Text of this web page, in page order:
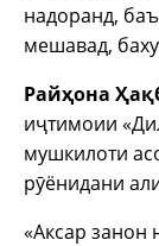
надоранд,
мешавад,
Райҳона
иҷтимоии
мушкилоти
рӯёнидани
«Аксар занон